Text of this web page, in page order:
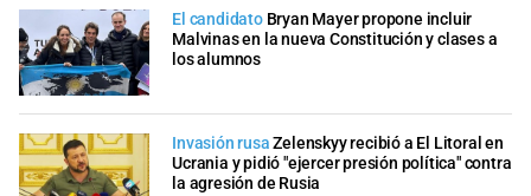
El candidato Bryan Mayer propone incluir
Malvinas en la nueva Constitución y clases a
los alumnos
Invasión rusa Zelenskyy recibió a El Litoral en
Ucrania y pidió "ejercer presión política" contra
la agresión de Rusia